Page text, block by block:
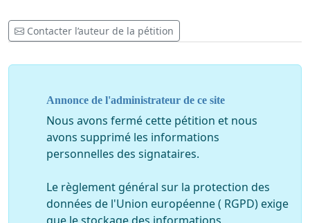
Contacter l’auteur de la pétition
Annonce de l'administrateur de ce site
Nous avons fermé cette pétition et nous
avons supprimé les informations
personnelles des signataires.
Le règlement général sur la protection des
données de l'Union européenne ( RGPD) exige